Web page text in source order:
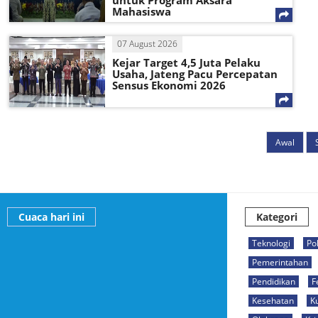
Mahasiswa
07 August 2026
Kejar Target 4,5 Juta Pelaku
Usaha, Jateng Pacu Percepatan
Sensus Ekonomi 2026
Awal
Cuaca hari ini Kategori
Teknologi
Pemerintahan
Pendidikan
Kesehatan